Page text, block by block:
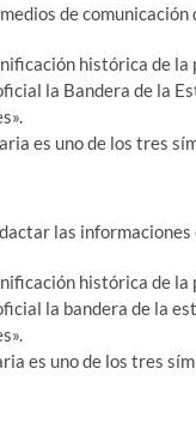
de
histórica de
la Bandera de la
es uno de los tres
las
histórica de
la bandera de la
es uno de los tres